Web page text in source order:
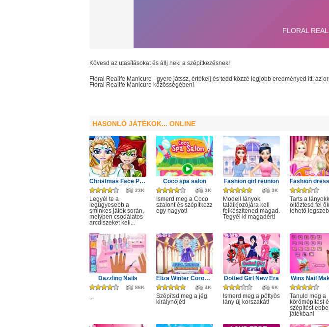
Kövesd az utasításokat és állj neki a szépítkezésnek!
Floral Realife Manicure - gyere játssz, értékelj és tedd közzé legjobb eredményed itt, az
Floral Realife Manicure közösségében!
HASONLÓ JÁTÉKOK... ONLINE
Christmas Face Painting
23K
Legyél te a
legügyesebb a
sminkes játék során,
melyben csodálatos
arcdíszeket kell...
Coco spa salon
3K
Ismerd meg a Coco
szalont és szépítkezz
egy nagyot!
Fashion girl reunion
3K
Modell lányok
találkjozójára kell
felkészítened magad.
Tegyél ki magadért!
Tarts a
öltöztesd fel
lehető
Dazzling Nails
86K
...
Eliza Winter Coronation
4K
Szépítsd meg a jég
királynőjét!
Dotted Girl New Era
6K
Ismerd meg a pöttyös
lány új korszakát!
Winx Nail
Tanuld meg a
körömépítést
szépítést
játékban!